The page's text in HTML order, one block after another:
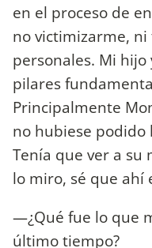
en el proceso de
no victimizarme,
personales. Mi
pilares
Principalmente
no hubiese
Tenía que ver a su
lo miro, sé que ahí
—¿Qué fue lo que
último tiempo?